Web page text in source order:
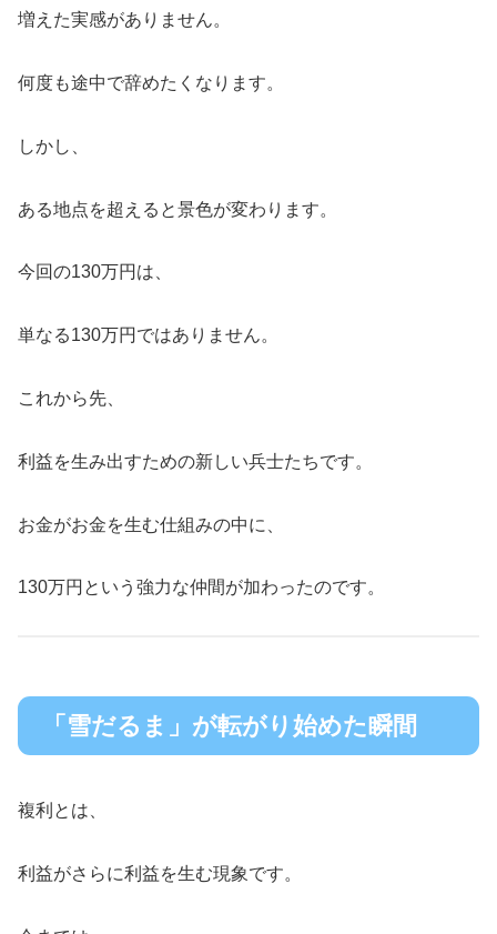
増えた実感がありません。
何度も途中で辞めたくなります。
しかし、
ある地点を超えると景色が変わります。
今回の130万円は、
単なる130万円ではありません。
これから先、
利益を生み出すための新しい兵士たちです。
お金がお金を生む仕組みの中に、
130万円という強力な仲間が加わったのです。
「雪だるま」が転がり始めた瞬間
複利とは、
利益がさらに利益を生む現象です。